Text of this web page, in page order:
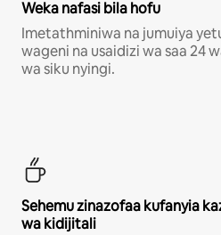
Weka nafasi bila hofu
Imetathminiwa na jumuiya
wageni na usaidizi wa saa 24
wa siku nyingi.
Sehemu zinazofaa kufanyia
wa kidijitali